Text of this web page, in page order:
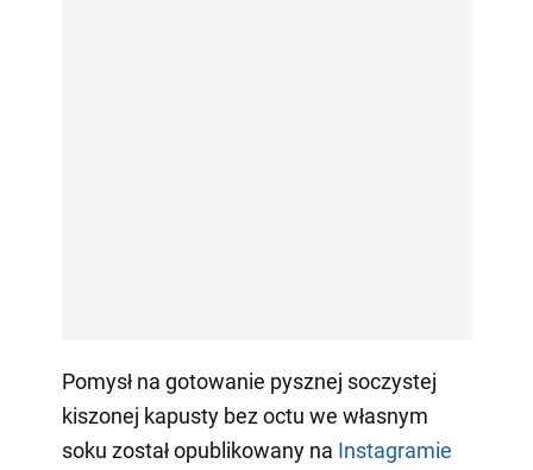
Pomysł na gotowanie pysznej soczystej
kiszonej kapusty bez octu we własnym
soku został opublikowany na Instagramie